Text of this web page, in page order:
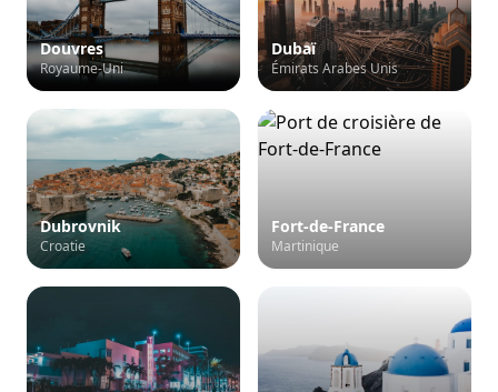
Douvres
Royaume-Uni
Dubaï
Émirats Arabes Unis
Dubrovnik
Croatie
Fort-de-France
Martinique